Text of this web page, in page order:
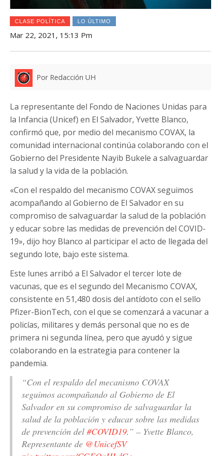
CLASE POLÍTICA LO ÚLTIMO
Mar 22, 2021, 15:13 Pm
Por Redacción UH
La representante del Fondo de Naciones Unidas para
la Infancia (Unicef) en El Salvador, Yvette Blanco,
confirmó que, por medio del mecanismo COVAX, la
comunidad internacional continúa colaborando con el
Gobierno del Presidente Nayib Bukele a salvaguardar
la salud y la vida de la población.
«Con el respaldo del mecanismo COVAX seguimos
acompañando al Gobierno de El Salvador en su
compromiso de salvaguardar la salud de la población
y educar sobre las medidas de prevención del COVID-
19», dijo hoy Blanco al participar el acto de llegada del
segundo lote, bajo este sistema.
Este lunes arribó a El Salvador el tercer lote de
vacunas, que es el segundo del Mecanismo COVAX,
consistente en 51,480 dosis del antídoto con el sello
Pfizer-BionTech, con el que se comenzará a vacunar a
policías, militares y demás personal que no es de
primera ni segunda línea, pero que ayudó y sigue
colaborando en la estrategia para contener la
pandemia.
“Con el respaldo del mecanismo COVAX
seguimos acompañando al Gobierno de El
Salvador en su compromiso de salvaguardar la
salud de la población y educar sobre las medidas
de prevención del #COVID19.” – Yvette Blanco,
Representante de @UnicefSV